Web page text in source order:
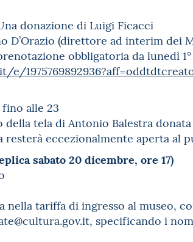
donazione di Luigi Ficacci
D’Orazio (direttore ad interim dei
obbligatoria da lunedì
e/
alle 23
della tela di Antonio Balestra
resterà eccezionalmente aperta
sabato 20 dicembre, ore 17)
nella tariffa di ingresso al museo,
specificando i